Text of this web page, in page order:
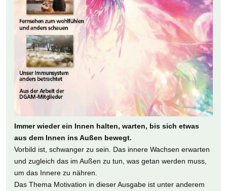
Immer wieder ein Innen halten, warten, bis sich etwas
aus dem Innen ins Außen bewegt.
Vorbild ist, schwanger zu sein. Das innere Wachsen erwarten
und zugleich das im Außen zu tun, was getan werden muss,
um das Innere zu nähren.
Das Thema Motivation in dieser Ausgabe ist unter anderem